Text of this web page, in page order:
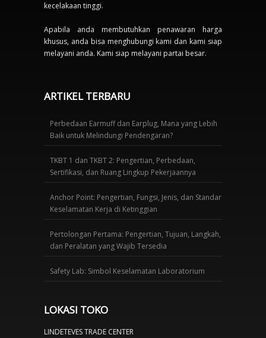
kecelakaan tinggi.
Apabila anda membutuhkan penawaran harga
khusus, anda bisa menghubungi kami dan kami siap
melayani anda. Kami siap melayani partai besar.
ARTIKEL TERBARU
Perbedaan Earmuff dan Earplug, Mana yang Lebih
Baik untuk Melindungi Pendengaran?
TKBT 1 dan TKBT 2: Pengertian, Perbedaan,
Sertifikasi, dan Ruang Lingkup Pekerjaannya
Anchor Point: Pengertian, Fungsi, Jenis, dan Standar
Keselamatan Kerja di Ketinggian
Pertolongan Pertama: Pengertian, Tujuan, Langkah,
dan Peralatan yang Wajib Tersedia
Safety Lab: Simbol Keselamatan Laboratorium
LOKASI TOKO
LINDETEVES TRADE CENTER